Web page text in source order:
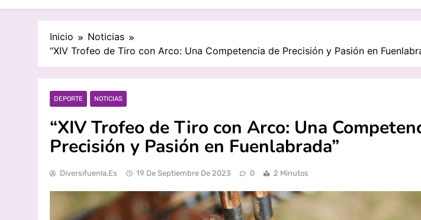
Inicio
Noticias
“XIV Trofeo de Tiro con Arco: Una Competencia de Precisión y Pasión en
DEPORTE NOTICIAS
“XIV Trofeo de Tiro con Arco: Una
Precisión y Pasión en Fuenlabrada”
Diversifuenla.es 19 De Septiembre De 2023 0 2 Minutos